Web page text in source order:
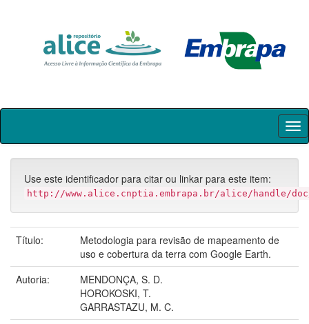
Skip
Use este identificador para citar ou linkar para este item:
http://www.alice.cnptia.embrapa.br/alice/handle/
Título:
Metodologia para revisão de mapeamento de
uso e cobertura da terra com Google Earth.
Autoria:
MENDONÇA, S. D.
HOROKOSKI, T.
GARRASTAZU, M. C.